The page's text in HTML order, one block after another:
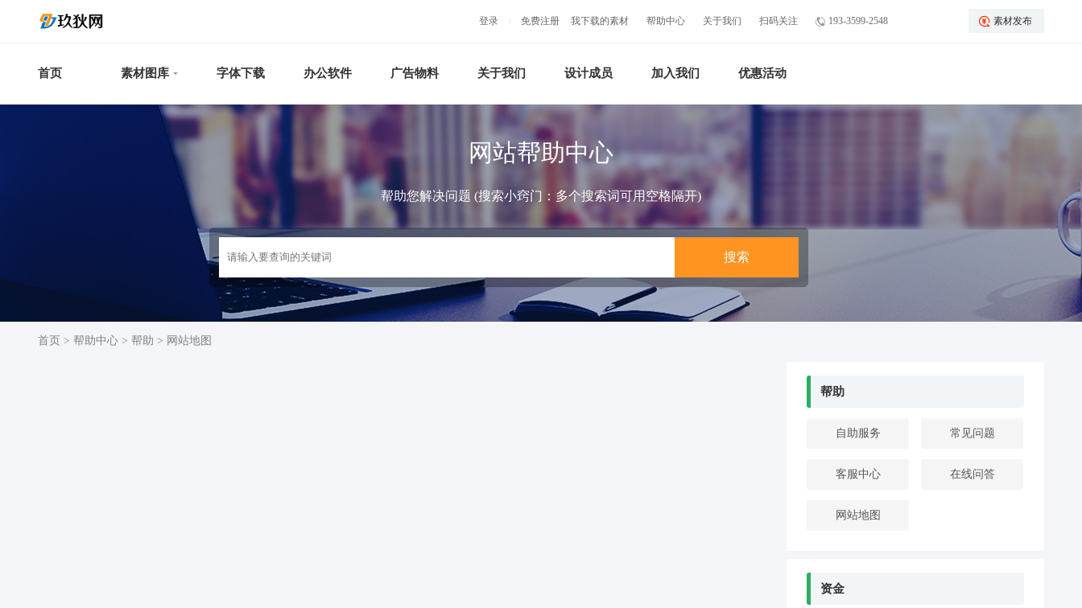
素材发布
193-3599-2548
我下载的素材 帮助中心 关于我们 扫码关注
登录 免费注册
首页 素材图库 字体下载 办公软件 广告物料 关于我们 设计成员 加入我们 优惠活动
网站帮助中心
帮助您解决问题 (搜索小窍门：多个搜索词可用空格隔开)
首页 > 帮助中心 > 帮助 > 网站地图
帮助
自助服务 常见问题
客服中心 在线问答
网站地图
资金